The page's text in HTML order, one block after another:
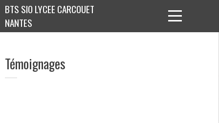
Skip
content
BTS SIO LYCEE CARCOUET
NANTES
Témoignages